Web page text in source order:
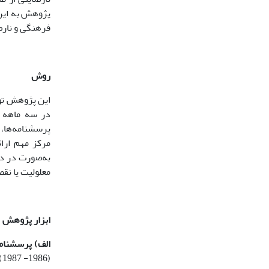
پژوهش به
فرهنگی و
روش
این پژوهش
در سه ماهه نخست سال 1398
معلولیت یا
ابزار پژوهش
الف)